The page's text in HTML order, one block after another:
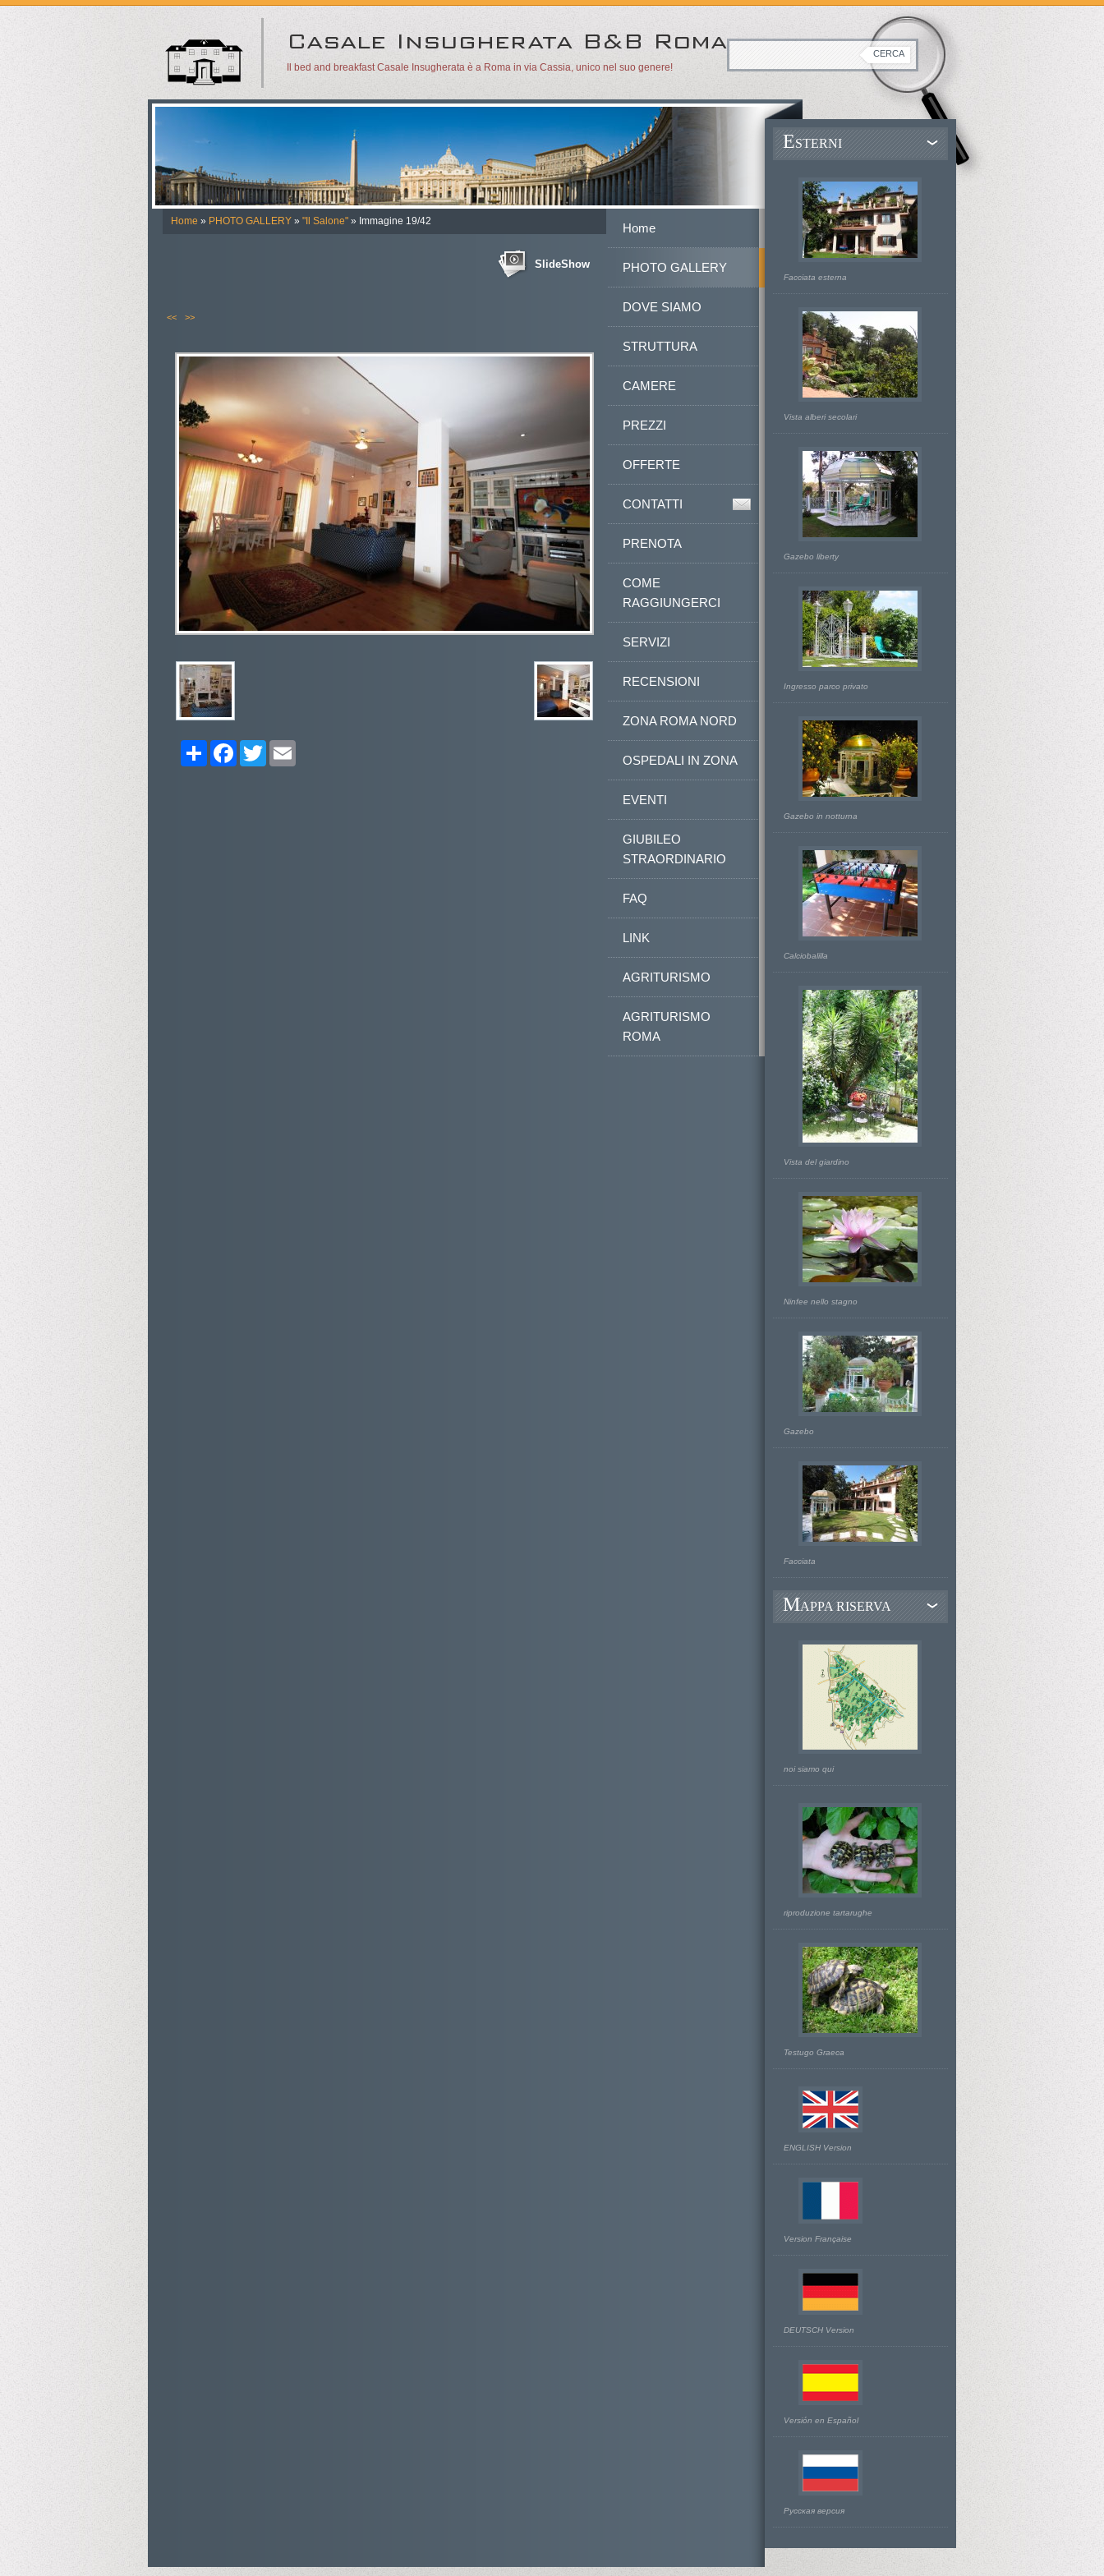
Il bed and breakfast Casale Insugherata è a Roma in via Cassia, unico nel suo genere!
Home » PHOTO GALLERY » "Il Salone" » Immagine 19/42
SlideShow
<< >>
Share FacebookTwitter
Home
PHOTO GALLERY
DOVE SIAMO
STRUTTURA
CAMERE
PREZZI
OFFERTE
CONTATTI
PRENOTA
COME
RAGGIUNGERCI
SERVIZI
RECENSIONI
ZONA ROMA NORD
OSPEDALI IN ZONA
EVENTI
GIUBILEO
STRAORDINARIO
FAQ
LINK
AGRITURISMO
AGRITURISMO
ROMA
ESTERNI
Facciata esterna
Vista alberi secolari
Gazebo liberty
Ingresso parco privato
Gazebo in notturna
Calciobalilla
Vista del giardino
Ninfee nello stagno
Gazebo
Facciata
MAPPA RISERVA
noi siamo qui
riproduzione tartarughe
Testugo Graeca
ENGLISH Version
Version Française
DEUTSCH Version
Versión en Español
Русская версия